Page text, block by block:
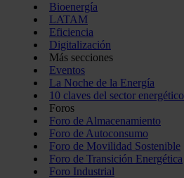
Bioenergía
LATAM
Eficiencia
Digitalización
Más secciones
Eventos
La Noche de la Energía
10 claves del sector energético
Foros
Foro de Almacenamiento
Foro de Autoconsumo
Foro de Movilidad Sostenible
Foro de Transición Energética
Foro Industrial